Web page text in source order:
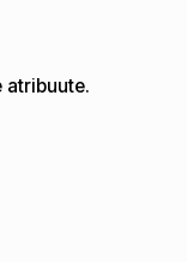
atribuute.